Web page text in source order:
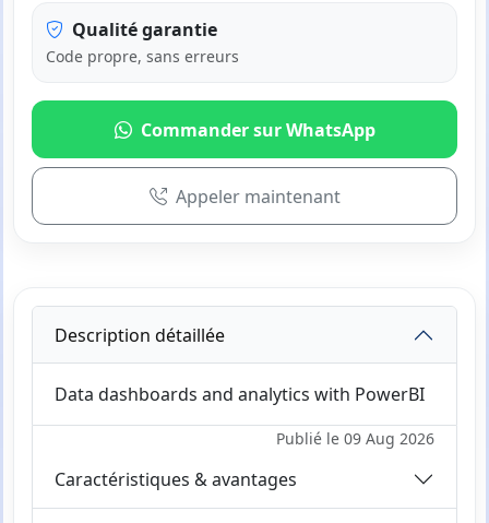
Qualité garantie
Code propre, sans erreurs
Commander sur WhatsApp
Appeler maintenant
Description détaillée
Data dashboards and analytics with PowerBI
Publié le 09 Aug 2026
Caractéristiques & avantages